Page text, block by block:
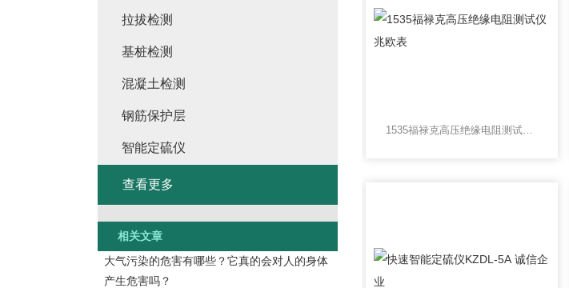
1535福禄克高压绝缘电阻测试仪 兆欧表
拉拔检测
基桩检测
混凝土检测
钢筋保护层
智能定硫仪
查看更多
相关文章
大气污染的危害有哪些？它真的会对人的身体
产生危害吗？